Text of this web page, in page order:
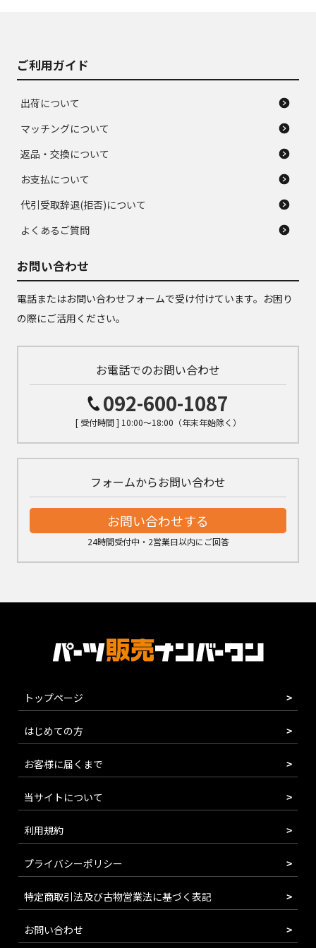
ご利用ガイド
出荷について
マッチングについて
返品・交換について
お支払について
代引受取辞退(拒否)について
よくあるご質問
お問い合わせ
電話またはお問い合わせフォームで受け付けています。お困り
の際にご活用ください。
お電話でのお問い合わせ
092-600-1087
[ 受付時間 ] 10:00～18:00（年末年始除く）
フォームからお問い合わせ
お問い合わせする
24時間受付中・2営業日以内にご回答
トップページ
はじめての方
お客様に届くまで
当サイトについて
利用規約
プライバシーポリシー
特定商取引法及び古物営業法に基づく表記
お問い合わせ